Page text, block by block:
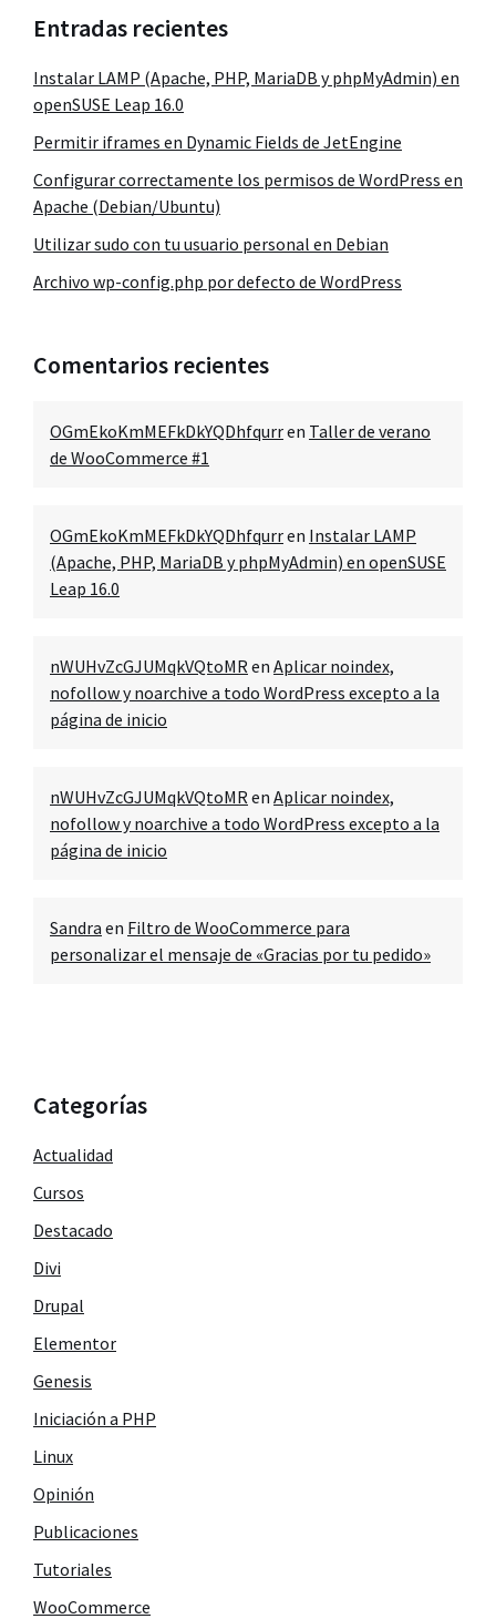
Entradas recientes
Instalar LAMP (Apache, PHP, MariaDB y phpMyAdmin) en
openSUSE Leap 16.0
Permitir iframes en Dynamic Fields de JetEngine
Configurar correctamente los permisos de WordPress en
Apache (Debian/Ubuntu)
Utilizar sudo con tu usuario personal en Debian
Archivo wp-config.php por defecto de WordPress
Comentarios recientes
OGmEkoKmMEFkDkYQDhfqurren Taller de verano
de WooCommerce #1
OGmEkoKmMEFkDkYQDhfqurren Instalar LAMP
(Apache, PHP, MariaDB y phpMyAdmin) en openSUSE
Leap 16.0
nWUHvZcGJUMqkVQtoMRen Aplicar noindex,
nofollow y noarchive a todo WordPress excepto a la
página de inicio
nWUHvZcGJUMqkVQtoMRen Aplicar noindex,
nofollow y noarchive a todo WordPress excepto a la
página de inicio
Sandra en Filtro de WooCommerce para
personalizar el mensaje de «Gracias por tu pedido»
Categorías
Actualidad
Cursos
Destacado
Divi
Drupal
Elementor
Genesis
Iniciación a PHP
Linux
Opinión
Publicaciones
Tutoriales
WooCommerce